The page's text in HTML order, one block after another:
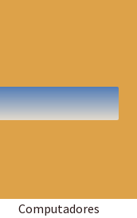
Computadores